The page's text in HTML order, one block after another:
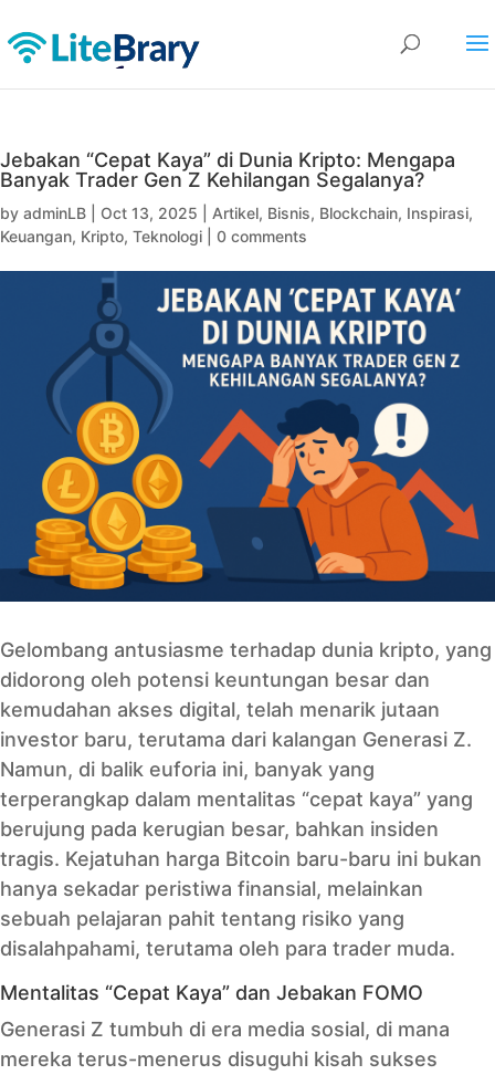
Jebakan “Cepat Kaya” di Dunia Kripto: Mengapa
Banyak Trader Gen Z Kehilangan Segalanya?
by adminLB Oct 13, 2025 Artikel, Bisnis, Blockchain, Inspirasi,
Keuangan, Kripto, Teknologi 0 comments
Gelombang antusiasme terhadap dunia kripto, yang
didorong oleh potensi keuntungan besar dan
kemudahan akses digital, telah menarik jutaan
investor baru, terutama dari kalangan Generasi Z.
Namun, di balik euforia ini, banyak yang
terperangkap dalam mentalitas “cepat kaya” yang
berujung pada kerugian besar, bahkan insiden
tragis. Kejatuhan harga Bitcoin baru-baru ini bukan
hanya sekadar peristiwa finansial, melainkan
sebuah pelajaran pahit tentang risiko yang
disalahpahami, terutama oleh para trader muda.
Mentalitas “Cepat Kaya” dan Jebakan FOMO
Generasi Z tumbuh di era media sosial, di mana
mereka terus-menerus disuguhi kisah sukses